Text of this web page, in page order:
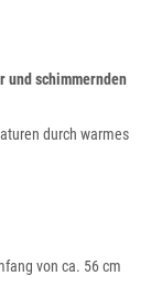
und schimmernden
durch warmes
von ca. 56 cm